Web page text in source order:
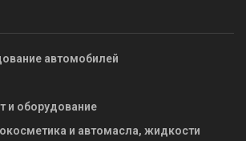
автомобилей
и оборудование
и автомасла, жидкости